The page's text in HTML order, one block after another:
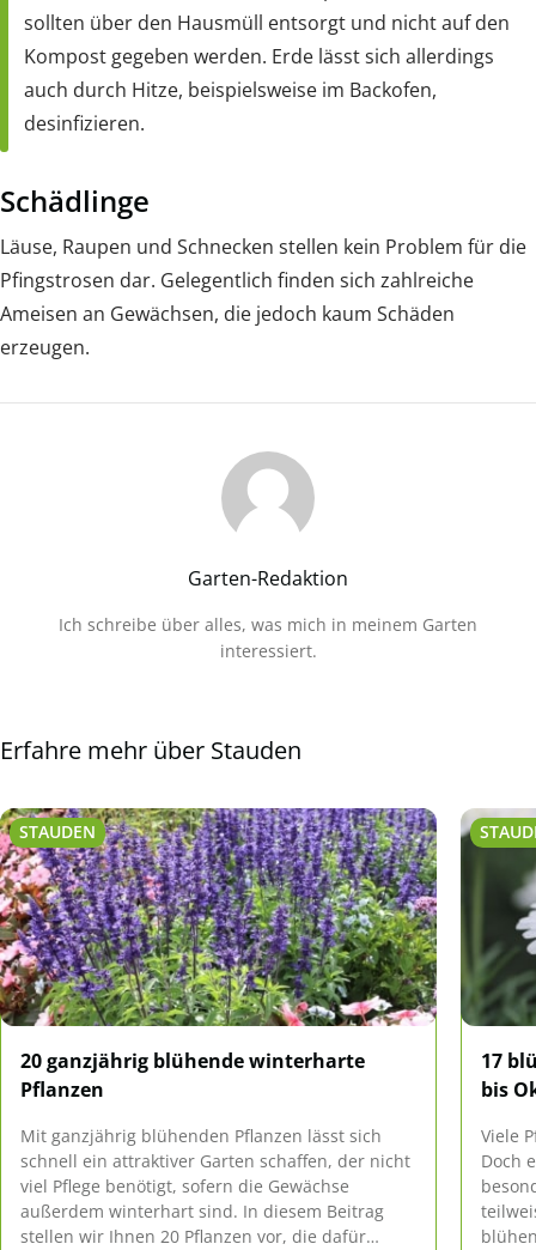
sollten über den Hausmüll entsorgt und nicht auf den
Kompost gegeben werden. Erde lässt sich allerdings
auch durch Hitze, beispielsweise im Backofen,
desinfizieren.
Schädlinge
Läuse, Raupen und Schnecken stellen kein Problem für die
Pfingstrosen dar. Gelegentlich finden sich zahlreiche
Ameisen an Gewächsen, die jedoch kaum Schäden
erzeugen.
Garten-Redaktion
Ich schreibe über alles, was mich in meinem Garten
interessiert.
Erfahre mehr über Stauden
STAUDEN
20 ganzjährig blühende winterharte
Pflanzen
Mit ganzjährig blühenden Pflanzen lässt sich
schnell ein attraktiver Garten schaffen, der nicht
viel Pflege benötigt, sofern die Gewächse
außerdem winterhart sind. In diesem Beitrag
stellen wir Ihnen 20 Pflanzen vor, die dafür
17
bis
Viele
Doch